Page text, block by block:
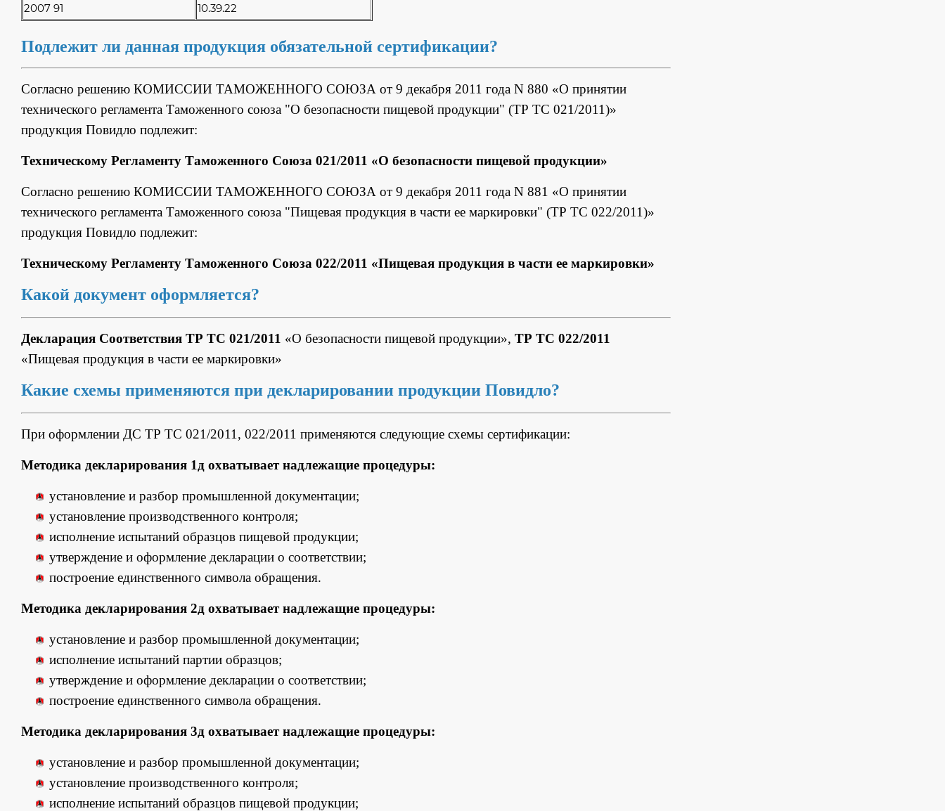
2007 91
10.39.22
Подлежит ли данная продукция обязательной сертификации?
Согласно решению КОМИССИИ ТАМОЖЕННОГО СОЮЗА от 9 декабря 2011 года N 880 «О принятии
технического регламента Таможенного союза "О безопасности пищевой продукции" (ТР ТС 021/2011)»
продукция Повидло подлежит:
Техническому Регламенту Таможенного Союза 021/2011 «О безопасности пищевой продукции»
Согласно решению КОМИССИИ ТАМОЖЕННОГО СОЮЗА от 9 декабря 2011 года N 881 «О принятии
технического регламента Таможенного союза "Пищевая продукция в части ее маркировки" (ТР ТС 022/2011)»
продукция Повидло подлежит:
Техническому Регламенту Таможенного Союза 022/2011 «Пищевая продукция в части ее маркировки»
Какой документ оформляется?
Декларация Соответствия ТР ТС 021/2011 «О безопасности пищевой продукции», ТР ТС 022/2011
«Пищевая продукция в части ее маркировки»
Какие схемы применяются при декларировании продукции Повидло?
При оформлении ДС ТР ТС 021/2011, 022/2011 применяются следующие схемы сертификации:
Методика декларирования 1д охватывает надлежащие процедуры:
установление и разбор промышленной документации;
установление производственного контроля;
исполнение испытаний образцов пищевой продукции;
утверждение и оформление декларации о соответствии;
построение единственного символа обращения.
Методика декларирования 2д охватывает надлежащие процедуры:
установление и разбор промышленной документации;
исполнение испытаний партии образцов;
утверждение и оформление декларации о соответствии;
построение единственного символа обращения.
Методика декларирования 3д охватывает надлежащие процедуры:
установление и разбор промышленной документации;
установление производственного контроля;
исполнение испытаний образцов пищевой продукции;